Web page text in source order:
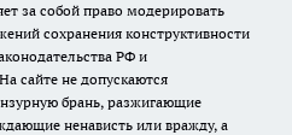
за собой право модерировать
сохранения конструктивности
РФ и
сайте не допускаются
брань, разжигающие
ненависть или вражду, а